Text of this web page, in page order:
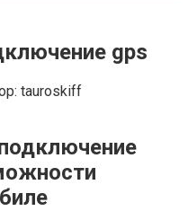
gps
tauroskiff